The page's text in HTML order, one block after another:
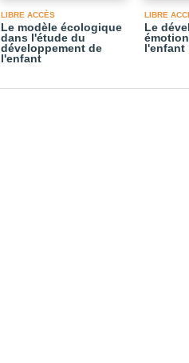
LIBRE ACCÈS
Le modèle écologique
dans l'étude du
développement de
l'enfant
LIBRE
Le
l'enfant